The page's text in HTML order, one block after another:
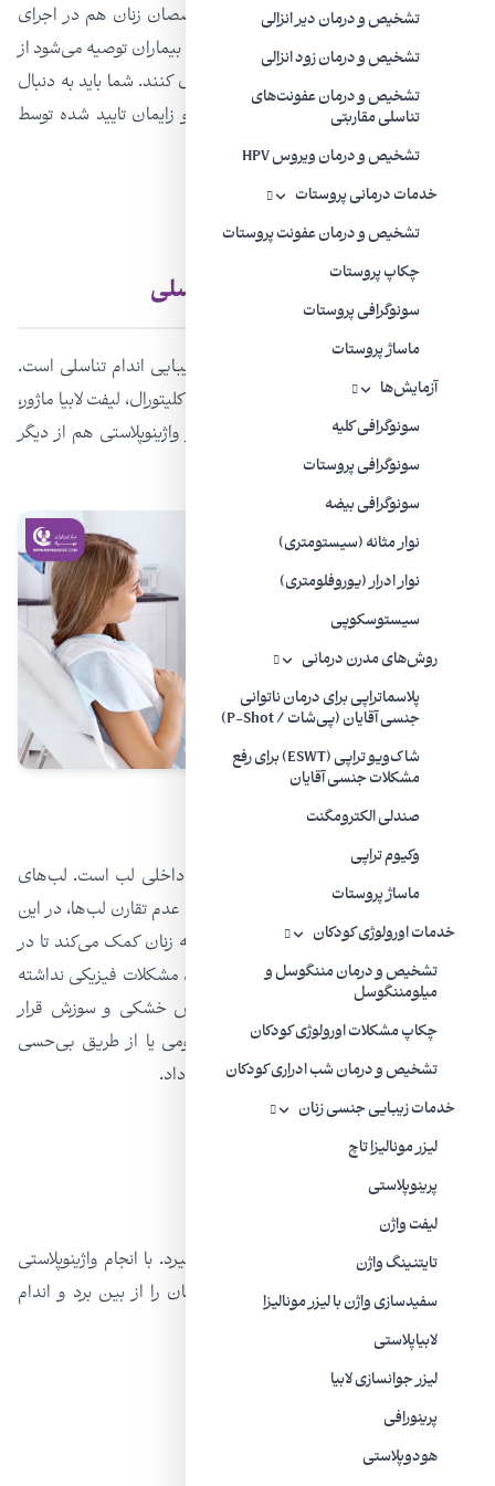
تشخیص و درمان دیر انزالی
تشخیص و درمان زود انزالی
تشخیص و درمان عفونت‌های
تناسلی مقاربتی
تشخیص و درمان ویروس HPV
خدمات درمانی پروستات
تشخیص و درمان عفونت پروستات
چکاپ پروستات
سونوگرافی پروستات
ماساژ پروستات
آزمایش‌ها
سونوگرافی کلیه
سونوگرافی پروستات
سونوگرافی بیضه
نوار مثانه (سیستومتری)
نوار ادرار (یوروفلومتری)
سیستوسکوپی
روش‌های مدرن درمانی
پلاسماتراپی برای درمان ناتوانی
جنسی آقایان (پی‌شات / P-Shot)
شاک‌ویو تراپی (ESWT) برای رفع
مشکلات جنسی آقایان
صندلی الکترومگنت
وکیوم تراپی
ماساژ پروستات
خدمات اورولوژی کودکان
تشخیص و درمان مننگوسل و
میلومننگوسل
چکاپ مشکلات اورولوژی کودکان
تشخیص و درمان شب ادراری کودکان
خدمات زیبایی جنسی زنان
لیزر مونالیزا تاچ
پرینوپلاستی
لیفت واژن
تایتنینگ واژن
سفیدسازی واژن با لیزر مونالیزا
لابیاپلاستی
ليزر جوانسازی لابیا
پرینورافی
هودوپلاستی
علاوه بر متخصصان جراحی پلاستیک، متخصصان زنان هم در اجرای
چنین روش‌هایی مشارکت دارند. همچنین به بیماران توصیه می‌شود از
مراجعه به موسسات بهداشتی غیرمجاز دوری کنند. شما باید به دنبال
مراکز درمانی، جراحان و متخصصین زنان و زایمان تایید شده توسط
وزارت بهداشت باشید.
رایج‌ترین جراحی‌های زیبایی تناسلی
لابیاپلاستی یکی از متداول‌ترین عمل‌های زیبایی اندام تناسلی است.
ترمیم جای پارگی بعد از زایمان، هیدوپلاستی کلیتورال، لیفت لابیا ماژور،
تقویت لابیا ماژور با پرکننده یا انتقال چربی و واژینوپلاستی هم از دیگر
کاربردهای جراحی و غیرجراحی رایج هستند:
لابیاپلاستی
این جراحی زیبایی شناسی مربوط به بخش داخلی لب است. لب‌های
داخلی که معمولا کاهش یافته‌اند و همچنین عدم تقارن لب‌ها، در این
روش اصلاح می‌شود. لابیاپلاستی همچنین به زنان کمک می‌کند تا در
حین انجام فعالیت‌های مثل دوچرخه‌سواری، مشکلات فیزیکی نداشته
باشند، چون لب‌های کوچک شده در معرض خشکی و سوزش قرار
دارند. لابیاپلاستی را می‌شود با بیهوشی عمومی یا از طریق بی‌حسی
موضعی با کمک آرامبخش‌های خوراکی انجام داد.
واژینوپلاستی
این روش برای سفت کردن واژن انجام می‌گیرد. با انجام واژینوپلاستی
می‌شود فرسودگی و افتادگی دیواره واژن زنان را از بین برد و اندام
تناسلی‌شان را باریک کرد.
هودوپلاستی کلیتورال